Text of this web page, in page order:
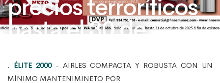
precios terroríficos
hasta el 30 de
. ÉLITE 2000- AIRLES COMPACTA Y ROBUSTA CON UN
MÍNIMO MANTENIMINETO POR